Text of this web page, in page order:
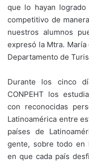
que lo hayan
competitivo de
nuestros alumnos
expresó la Mtra.
Departamento de
Durante los cinco
CONPEHT los
con reconocidas
Latinoamérica entre
países de
gente, sobre todo en
en que cada país